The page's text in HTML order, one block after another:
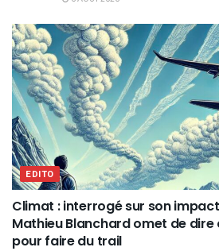
EDITO
Climat : interrogé sur son
Mathieu Blanchard omet de dire
pour faire du trail